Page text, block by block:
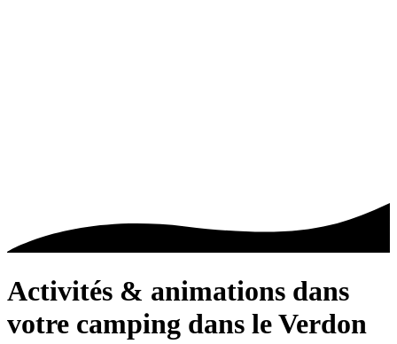
Activités & animations dans
votre camping dans le Verdon